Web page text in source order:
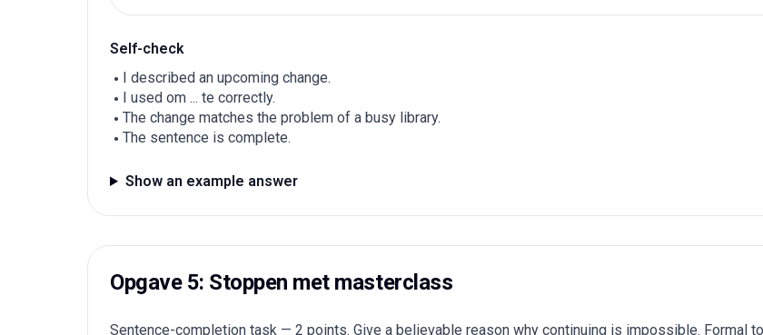
Self-check
I described an upcoming change.
I used om ... te correctly.
The change matches the problem of a busy library.
The sentence is complete.
Show an example answer
Opgave 5: Stoppen met masterclass
Sentence-completion task — 2 points. Give a believable reason why continuing is impossible. Formal